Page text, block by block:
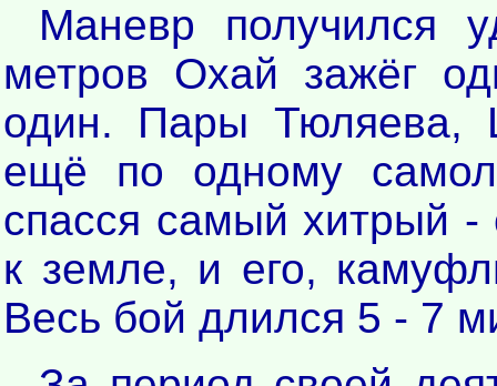
Маневр получился
метров Охай зажёг
один. Пары Тюляева,
ещё по одному
спасся самый хитрый
к земле, и его,
Весь бой длился 5 - 7